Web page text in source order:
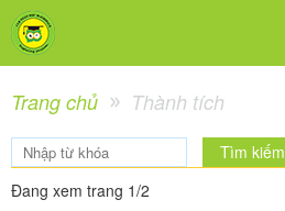
Trang chủ Thành tích
Tìm kiếm
Đang xem trang 1/2